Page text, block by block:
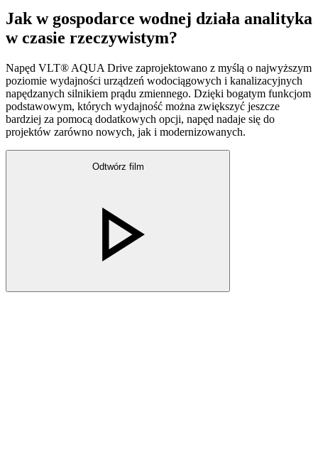
Jak w gospodarce wodnej działa analityka
w czasie rzeczywistym?
Napęd VLT® AQUA Drive zaprojektowano z myślą o najwyższym
poziomie wydajności urządzeń wodociągowych i kanalizacyjnych
napędzanych silnikiem prądu zmiennego. Dzięki bogatym funkcjom
podstawowym, których wydajność można zwiększyć jeszcze
bardziej za pomocą dodatkowych opcji, napęd nadaje się do
projektów zarówno nowych, jak i modernizowanych.
Odtwórz film